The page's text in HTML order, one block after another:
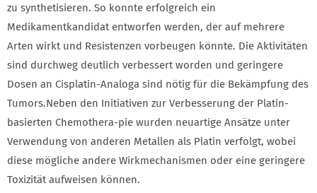
zu synthetisieren. So konnte erfolgreich ein
Medikamentkandidat entworfen werden, der auf mehrere
Arten wirkt und Resistenzen vorbeugen könnte. Die Aktivitäten
sind durchweg deutlich verbessert worden und geringere
Dosen an Cisplatin-Analoga sind nötig für die Bekämpfung des
Tumors.Neben den Initiativen zur Verbesserung der Platin-
basierten Chemothera-pie wurden neuartige Ansätze unter
Verwendung von anderen Metallen als Platin verfolgt, wobei
diese mögliche andere Wirkmechanismen oder eine geringere
Toxizität aufweisen können.